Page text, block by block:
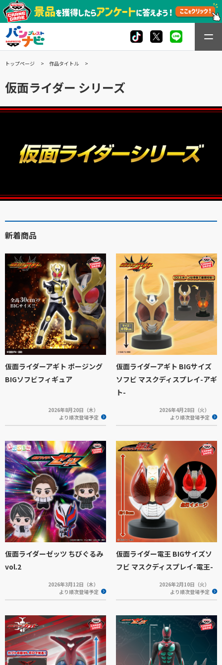
トップページ 作品タイトル
仮面ライダー シリーズ
新着商品
仮面ライダーアギト ポージング
BIGソフビフィギュア
2026年8月20日（木）
より順次登場予定
仮面ライダーアギト BIGサイズ
ソフビ マスクディスプレイ-アギ
ト-
2026年4月28日（火）
より順次登場予定
仮面ライダーゼッツ ちびぐるみ
vol.2
2026年3月12日（木）
より順次登場予定
仮面ライダー電王 BIGサイズソ
フビ マスクディスプレイ-電王-
2026年2月10日（火）
より順次登場予定